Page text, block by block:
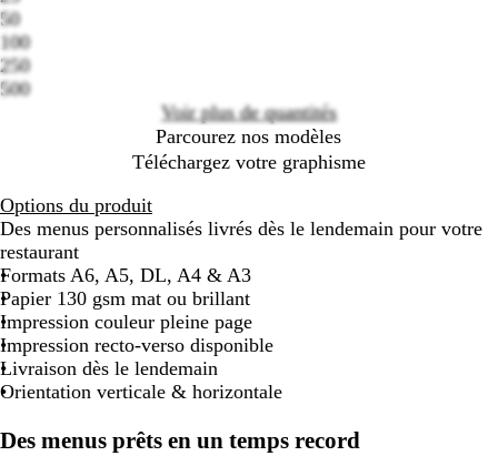
50
100
250
500
Voir plus de quantités
Parcourez nos modèles
Téléchargez votre graphisme
Options du produit
Des menus personnalisés livrés dès le lendemain pour votre
restaurant
Formats A6, A5, DL, A4 & A3
Papier 130 gsm mat ou brillant
Impression couleur pleine page
Impression recto-verso disponible
Livraison dès le lendemain
Orientation verticale & horizontale
Des menus prêts en un temps record